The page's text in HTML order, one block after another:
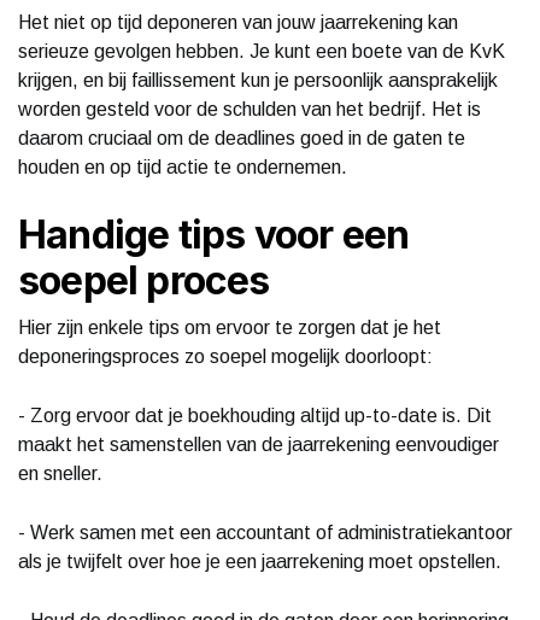
Het niet op tijd deponeren van jouw jaarrekening kan
serieuze gevolgen hebben. Je kunt een boete van de KvK
krijgen, en bij faillissement kun je persoonlijk aansprakelijk
worden gesteld voor de schulden van het bedrijf. Het is
daarom cruciaal om de deadlines goed in de gaten te
houden en op tijd actie te ondernemen.
Handige tips voor een
soepel proces
Hier zijn enkele tips om ervoor te zorgen dat je het
deponeringsproces zo soepel mogelijk doorloopt:
- Zorg ervoor dat je boekhouding altijd up-to-date is. Dit
maakt het samenstellen van de jaarrekening eenvoudiger
en sneller.
- Werk samen met een accountant of administratiekantoor
als je twijfelt over hoe je een jaarrekening moet opstellen.